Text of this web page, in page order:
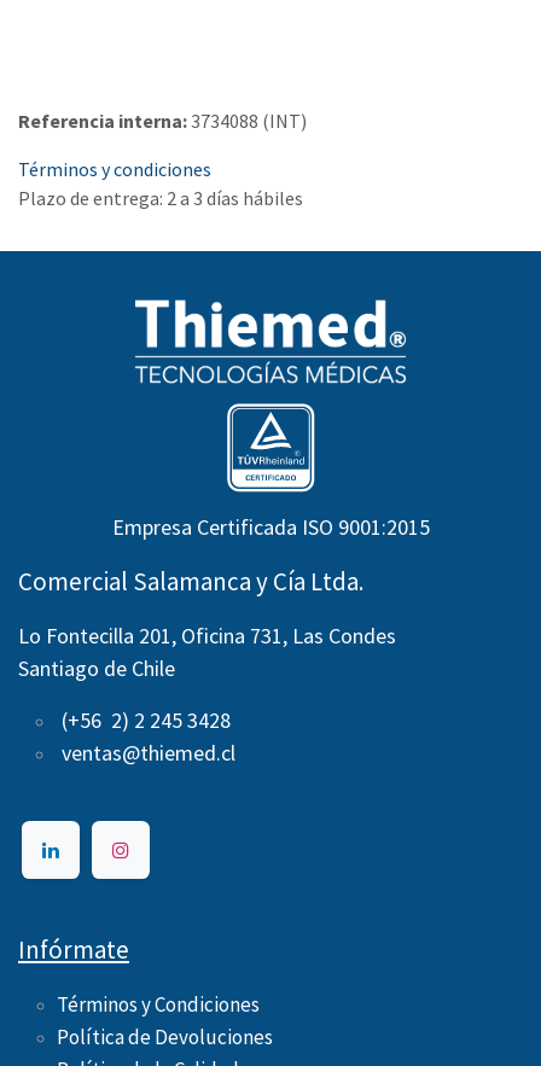
Referencia interna:3734088 (INT)
Términos y condiciones
Plazo de entrega: 2 a 3 días hábiles
Empresa Certificada ISO 9001:2015
Comercial Salamanca y Cía Ltda.
Lo Fontecilla 201, Oficina 731, Las Condes
Santiago de Chile
(+56 2) 2 245 3428
ventas@thiemed.cl
Infórmate
Términos y Condiciones
Política de Devoluciones